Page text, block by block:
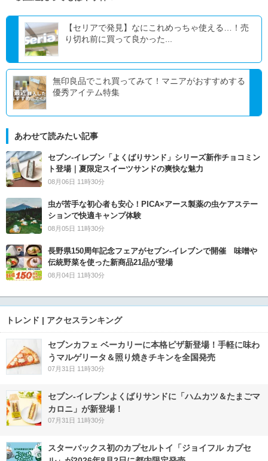
【セリアで発見】なにこれめっちゃ使える…！売
り切れ前に買って良かった...
無印良品でこれ買ってみて！マニアがおすすめする
優秀アイテム特集
あわせて読みたい記事
セブン‐イレブン「よくばりサンド」シリーズ新作チョコミン
ト登場｜夏限定スイーツサンドの爽快な魅力
08月06日 11時30分
虫が苦手な初心者も安心！PICA×アース製薬の虫ケアステー
ションで快適キャンプ体験
08月05日 11時30分
長野県150周年記念フェアがセブン-イレブンで開催 味噌や
伝統野菜を使った新商品21品が登場
08月04日 11時30分
トレンド | アクセスランキング
セブンカフェ ベーカリーに本格ピザ新登場！手軽に味わ
うマルゲリータ＆照り焼きチキンを全国発売
07月31日 11時30分
セブン‐イレブンよくばりサンドに「ハムカツ＆たまごマ
カロニ」が新登場！
07月31日 11時30分
スターバックス初のカプセルトイ「ジョイフル カプセ